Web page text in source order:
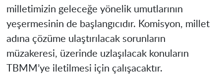
milletimizin geleceğe yönelik umutlarının
yeşermesinin de başlangıcıdır. Komisyon, millet
adına çözüme ulaştırılacak sorunların
müzakeresi, üzerinde uzlaşılacak konuların
TBMM’ye iletilmesi için çalışacaktır.